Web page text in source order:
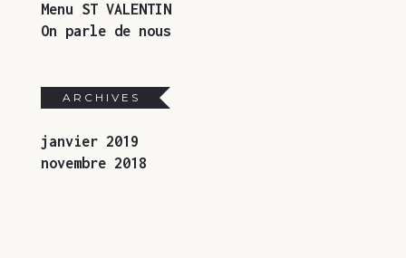
Menu ST VALENTIN
On parle de nous
ARCHIVES
janvier 2019
novembre 2018